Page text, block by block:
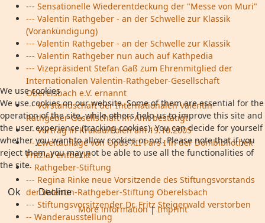
--- Sensationelle Wiederentdeckung der "Messe von Muri"
--- Valentin Rathgeber - an der Schwelle zur Klassik
(Vorankündigung)
--- Valentin Rathgeber - an der Schwelle zur Klassik
--- Valentin Rathgeber nun auch auf Kathpedia
--- Vizepräsident Stefan Gaß zum Ehrenmitglied der
Internationalen Valentin-Rathgeber-Gesellschaft
Oberelsbach e.V. ernannt
--- Vorstandschaft der Internationalen Valentin-
Rathgeber-Gesellschaft im Amt bestätigt
--- Vortrag in Krakau/Polen am 19.10.2005
--- Zweitauflage von Opus XII Pars I in der Dombibliothek
Fritzlar entdeckt
-- Rathgeber-Stiftung
--- Regina Rinke neue Vorsitzende des Stiftungsvorstands
der Valentin-Rathgeber-Stiftung Oberelsbach
--- Stiftungsvorsitzender Dr. Fritz Steigerwald verstorben
-- Wanderausstellung
We use cookies
We use cookies on our website. Some of them are essential for the
operation of the site, while others help us to improve this site and
the user experience (tracking cookies). You can decide for yourself
whether you want to allow cookies or not. Please note that if you
reject them, you may not be able to use all the functionalities of
the site.
Ok Decline
More information| Imprint